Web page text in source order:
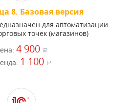
8. Базовая версия
для автоматизации
точек (магазинов)
4 900 a
1 100 a